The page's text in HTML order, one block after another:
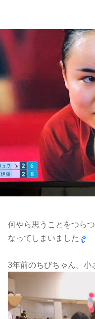
何やら思うことをつら
なってしまいました
3年前のちびちゃん。小